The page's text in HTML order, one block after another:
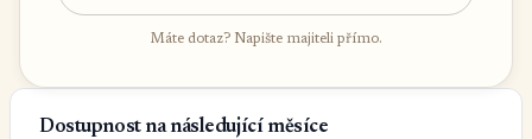
Máte dotaz? Napište majiteli přímo.
Dostupnost na následující měsíce